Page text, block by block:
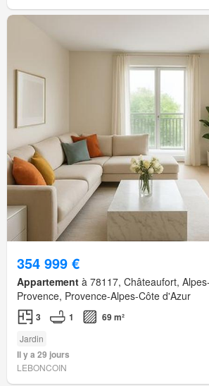
354 999 €
Appartement à 78117, Châteaufort,
Provence, Provence-Alpes-Côte d'Azur
3 1 69 m²
Jardin
Il y a 29 jours
LEBONCOIN